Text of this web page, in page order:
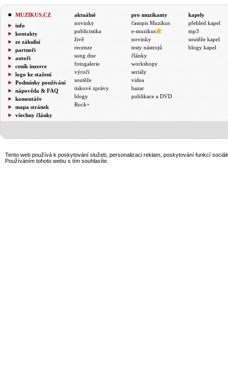
MUZIKUS.CZ
info
kontakty
ze zákulisí
partneři
autoři
ceník inzerce
logo ke stažení
Podmínky používání
nápověda & FAQ
komentáře
mapa stránek
všechny články
aktuálně
novinky
publicistika
živě
recenze
song dne
fotogalerie
výročí
soutěže
tiskové zprávy
blogy
Rock+
pro muzikanty
časopis Muzikus
e-muzikus
novinky
testy nástrojů
články
workshopy
seriály
videa
bazar
publikace a DVD
kapely
přehled kapel
mp3
soutěže kapel
blogy kapel
Tento web používá k poskytování služeb, personalizaci reklam, poskytování funkcí
Používáním tohoto webu s tím souhlasíte.